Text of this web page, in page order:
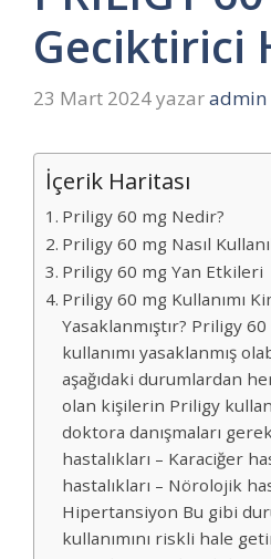
Geciktirici
23 Mart 2024yazaradmin
İçerik Haritası
Priligy 60 mg Nedir?
Priligy 60 mg Nasıl
Priligy 60 mg Yan Etkileri
Priligy 60 mg Kullanımı
Yasaklanmıştır? Priligy
kullanımı yasaklanmış
aşağıdaki durumlardan
olan kişilerin Priligy
doktora danışmaları
hastalıkları – Karaciğer
hastalıkları – Nörolojik
Hipertansiyon Bu gibi
kullanımını riskli hale